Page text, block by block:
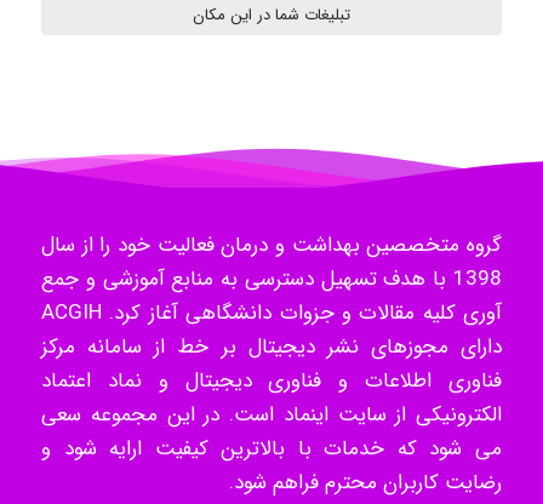
Mohammad
Tavan
akhtar shahsavandi
تبلیغات شما در این مکان
گروه متخصصین بهداشت و درمان فعالیت خود را از سال
1398 با هدف تسهیل دسترسی به منابع آموزشی و جمع
آوری کلیه مقالات و جزوات دانشگاهی آغاز کرد. ACGIH
دارای مجوزهای نشر دیجیتال بر خط از سامانه مرکز
فناوری اطلاعات و فناوری دیجیتال و نماد اعتماد
الکترونیکی از سایت اینماد است. در این مجموعه سعی
می شود که خدمات با بالاترین کیفیت ارایه شود و
رضایت کاربران محترم فراهم شود.